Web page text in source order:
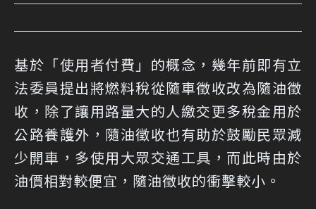
基於「使用者付費」的概念，幾年前即有立
法委員提出將燃料稅從隨車徵收改為隨油徵
收，除了讓用路量大的人繳交更多稅金用於
公路養護外，隨油徵收也有助於鼓勵民眾減
少開車，多使用大眾交通工具，而此時由於
油價相對較便宜，隨油徵收的衝擊較小。